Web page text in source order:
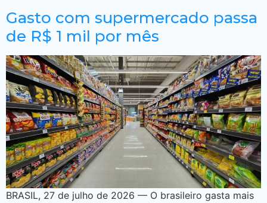
Gasto com supermercado passa
de R$ 1 mil por mês
BRASIL, 27 de julho de 2026 — O brasileiro gasta mais